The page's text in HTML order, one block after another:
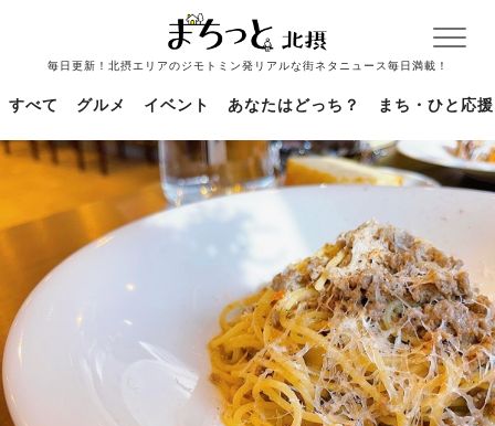
毎日更新！北摂エリアのジモトミン発リアルな街ネタニュース毎日満載！
すべて グルメ イベント あなたはどっち？ まち・ひと応援